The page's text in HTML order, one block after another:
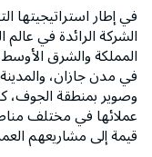
في إطار استراتيجيتها
الشركة الرائدة في عالم
المملكة والشرق
في مدن جازان،
وصوير بمنطقة الجوف،
عملائها في مختلف
قيمة إلى مشاريعهم